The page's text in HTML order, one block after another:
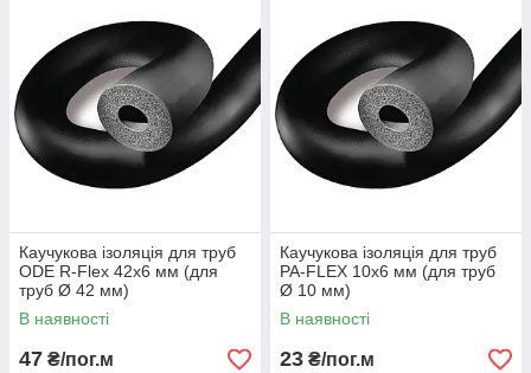
Каучукова ізоляція для труб
ODE R-Flex 42х6 мм (для
труб Ø 42 мм)
В наявності
47 ₴/пог.м
Каучукова ізоляція для труб
PA-FLEX 10х6 мм (для труб
Ø 10 мм)
В наявності
23 ₴/пог.м